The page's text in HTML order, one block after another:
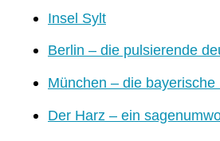
Insel Sylt
Berlin – die pulsierende
München – die
Der Harz – ein